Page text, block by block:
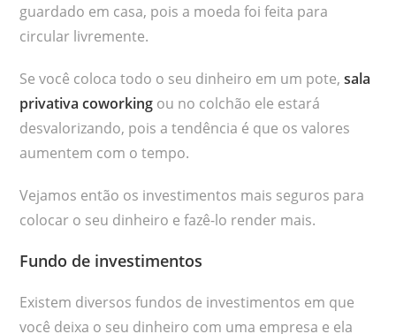
guardado em casa, pois a moeda foi feita para
circular livremente.
Se você coloca todo o seu dinheiro em um pote,sala
privativa coworking ou no colchão ele estará
desvalorizando, pois a tendência é que os valores
aumentem com o tempo.
Vejamos então os investimentos mais seguros para
colocar o seu dinheiro e fazê-lo render mais.
Fundo de investimentos
Existem diversos fundos de investimentos em que
você deixa o seu dinheiro com uma empresa e ela